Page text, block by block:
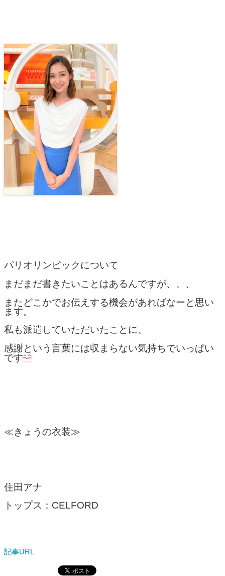
パリオリンピックについて
まだまだ書きたいことはあるんですが、、、
またどこかでお伝えする機会があればなーと思い
ます。
私も派遣していただいたことに、
感謝という言葉には収まらない気持ちでいっぱい
です
≪きょうの衣装≫
住田アナ
トップス：CELFORD
記事URL